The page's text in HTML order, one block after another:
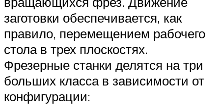
заготовки обеспечивается, как
правило, перемещением рабочего
стола в трех плоскостях.
Фрезерные станки делятся на три
больших класса в зависимости от
конфигурации: